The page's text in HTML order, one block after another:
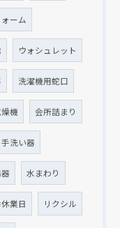
ーム
ウォシュレット
洗濯機用蛇口
機 会所詰まり
手洗い器
水まわり
業日 リクシル